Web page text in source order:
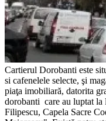
Cartierul Dorobanti este
si cafenelele selecte, şi
piaţa imobiliară, datorita
dorobanti care au luptat
Filipescu, Capela Sacre